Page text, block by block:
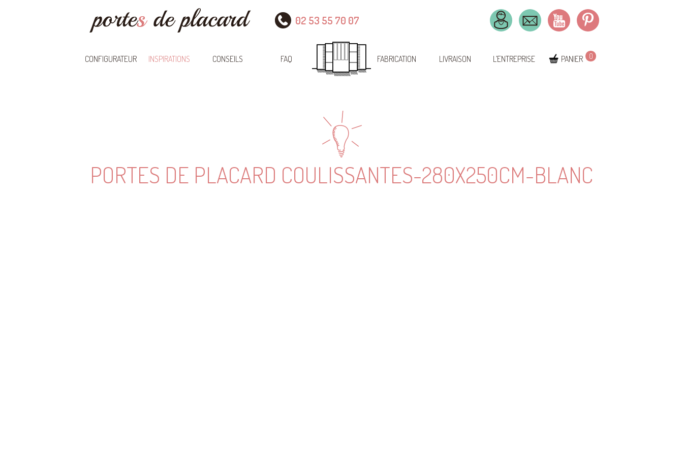
02 53 55 70 07
CONFIGURATEUR INSPIRATIONS CONSEILS FAQ FABRICATION LIVRAISON L’ENTREPRISE PANIER 0
PORTES DE PLACARD COULISSANTES-280X250CM-BLANC